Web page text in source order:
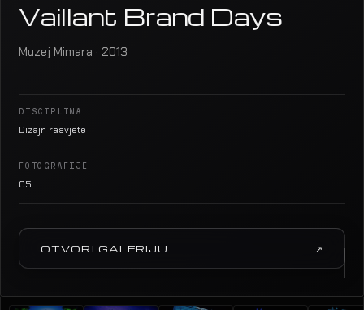
Vaillant Brand Days
Muzej Mimara · 2013
DISCIPLINA
Dizajn rasvjete
FOTOGRAFIJE
05
OTVORI GALERIJU ↗